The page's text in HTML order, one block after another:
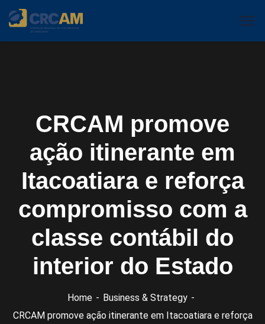
CRCAM promove
ação itinerante em
Itacoatiara e reforça
compromisso com a
classe contábil do
interior do Estado
Home
Business & Strategy
CRCAM promove ação itinerante em Itacoatiara e reforça